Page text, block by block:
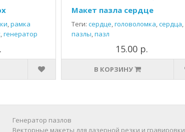
,рамка
,генератор
Макет пазла сердце
Теги: сердце,головоломка,сердца,
пазлы,пазл
15.00 р.
В КОРЗИНУ
Генератор пазлов
Векторные макеты для лазерной резки и гравировки